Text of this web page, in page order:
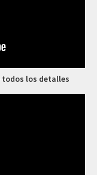
todos los detalles